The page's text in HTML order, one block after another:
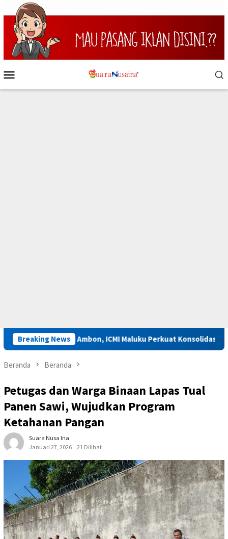
Loncat
ke
konten
Mobile
Breaking News
VIII di Ambon, ICMI Maluku Perkuat Konsolidasi dan
Beranda Beranda
Petugas dan Warga Binaan Lapas Tual
Panen Sawi, Wujudkan Program
Ketahanan Pangan
Suara Nusa Ina
Januari 27, 2026
21 Dilihat